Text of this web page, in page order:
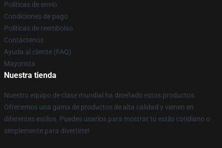
Políticas de envío
Condiciones de pago
Políticas de reembolso
Contáctenos
Ayuda al cliente (FAQ)
Mayorista
Nuestra tienda
Nuestro equipo de clase mundial ha diseñado estos productos.
Ofrecemos una gama de productos de alta calidad y vienen en
diferentes estilos. Puedes usarlos para mostrar tu estilo cotidiano o
simplemente para divertirte!